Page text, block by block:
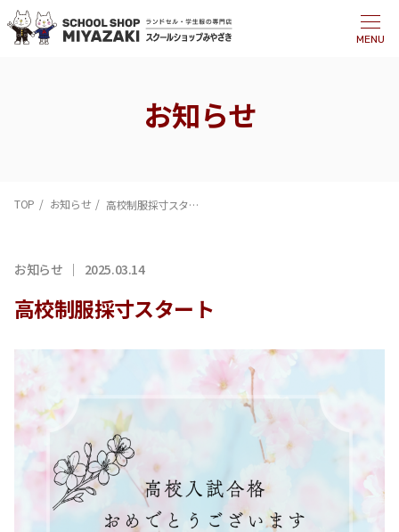
MENU
お知らせ
TOP お知らせ 高校制服採寸スタート
お知らせ 2025.03.14
高校制服採寸スタート